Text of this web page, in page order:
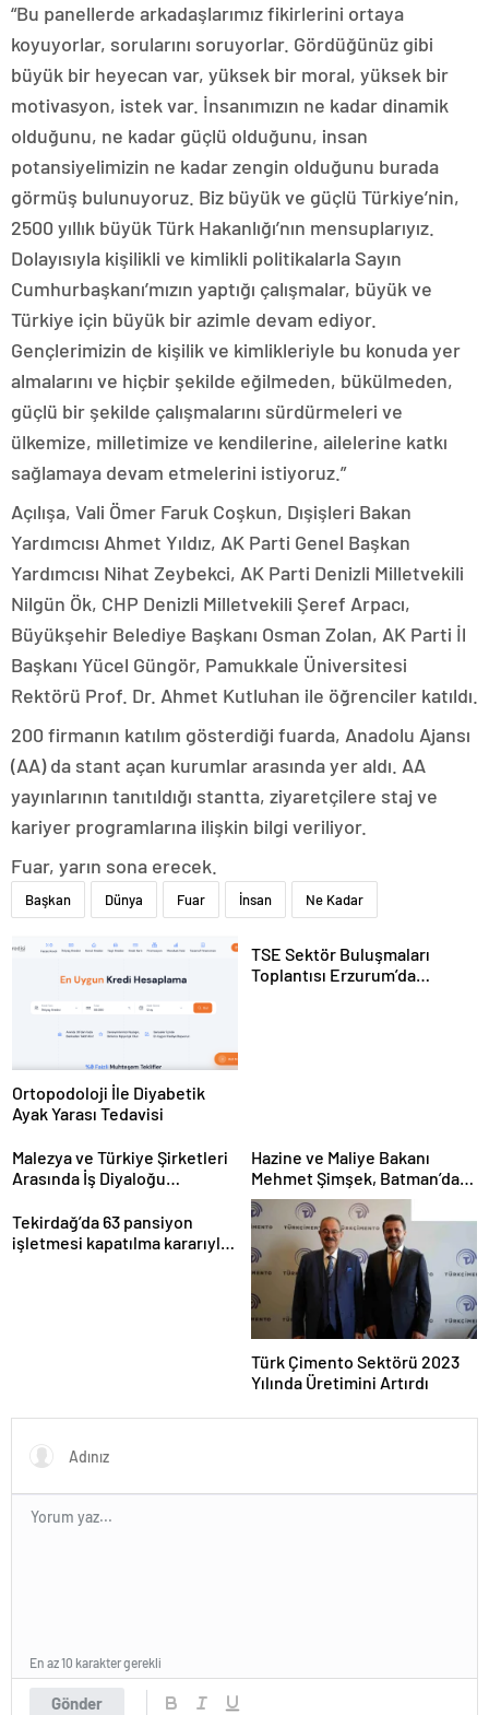
“Bu panellerde arkadaşlarımız fikirlerini ortaya
koyuyorlar, sorularını soruyorlar. Gördüğünüz gibi
büyük bir heyecan var, yüksek bir moral, yüksek bir
motivasyon, istek var. İnsanımızın ne kadar dinamik
olduğunu, ne kadar güçlü olduğunu, insan
potansiyelimizin ne kadar zengin olduğunu burada
görmüş bulunuyoruz. Biz büyük ve güçlü Türkiye’nin,
2500 yıllık büyük Türk Hakanlığı’nın mensuplarıyız.
Dolayısıyla kişilikli ve kimlikli politikalarla Sayın
Cumhurbaşkanı’mızın yaptığı çalışmalar, büyük ve
Türkiye için büyük bir azimle devam ediyor.
Gençlerimizin de kişilik ve kimlikleriyle bu konuda yer
almalarını ve hiçbir şekilde eğilmeden, bükülmeden,
güçlü bir şekilde çalışmalarını sürdürmeleri ve
ülkemize, milletimize ve kendilerine, ailelerine katkı
sağlamaya devam etmelerini istiyoruz.”
Açılışa, Vali Ömer Faruk Coşkun, Dışişleri Bakan
Yardımcısı Ahmet Yıldız, AK Parti Genel Başkan
Yardımcısı Nihat Zeybekci, AK Parti Denizli Milletvekili
Nilgün Ök, CHP Denizli Milletvekili Şeref Arpacı,
Büyükşehir Belediye Başkanı Osman Zolan, AK Parti İl
Başkanı Yücel Güngör, Pamukkale Üniversitesi
Rektörü Prof. Dr. Ahmet Kutluhan ile öğrenciler katıldı.
200 firmanın katılım gösterdiği fuarda, Anadolu Ajansı
(AA) da stant açan kurumlar arasında yer aldı. AA
yayınlarının tanıtıldığı stantta, ziyaretçilere staj ve
kariyer programlarına ilişkin bilgi veriliyor.
Fuar, yarın sona erecek.
Başkan Dünya Fuar İnsan Ne Kadar
Ortopodoloji İle Diyabetik
Ayak Yarası Tedavisi
TSE Sektör Buluşmaları
Toplantısı Erzurum’da
Malezya ve Türkiye Şirketleri
Arasında İş Diyaloğu
Hazine ve Maliye Bakanı
Mehmet Şimşek, Batman’da
medikal malzeme üretimi
yapacak bir fabrikanın
açılışını gerçekleştirdi
Tekirdağ’da 63 pansiyon
işletmesi kapatılma kararıyla
Türk Çimento Sektörü 2023
Yılında Üretimini Artırdı
Gönder
En az 10 karakter gerekli